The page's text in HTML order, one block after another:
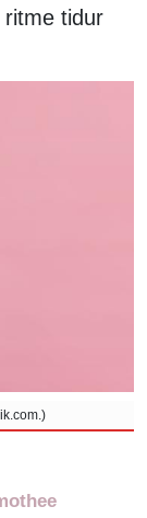
ritme tidur